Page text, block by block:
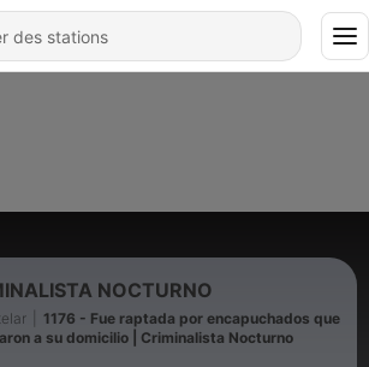
NOCTURNO
1176 - Fue raptada por encapuchados que
a su domicilio | Criminalista Nocturno